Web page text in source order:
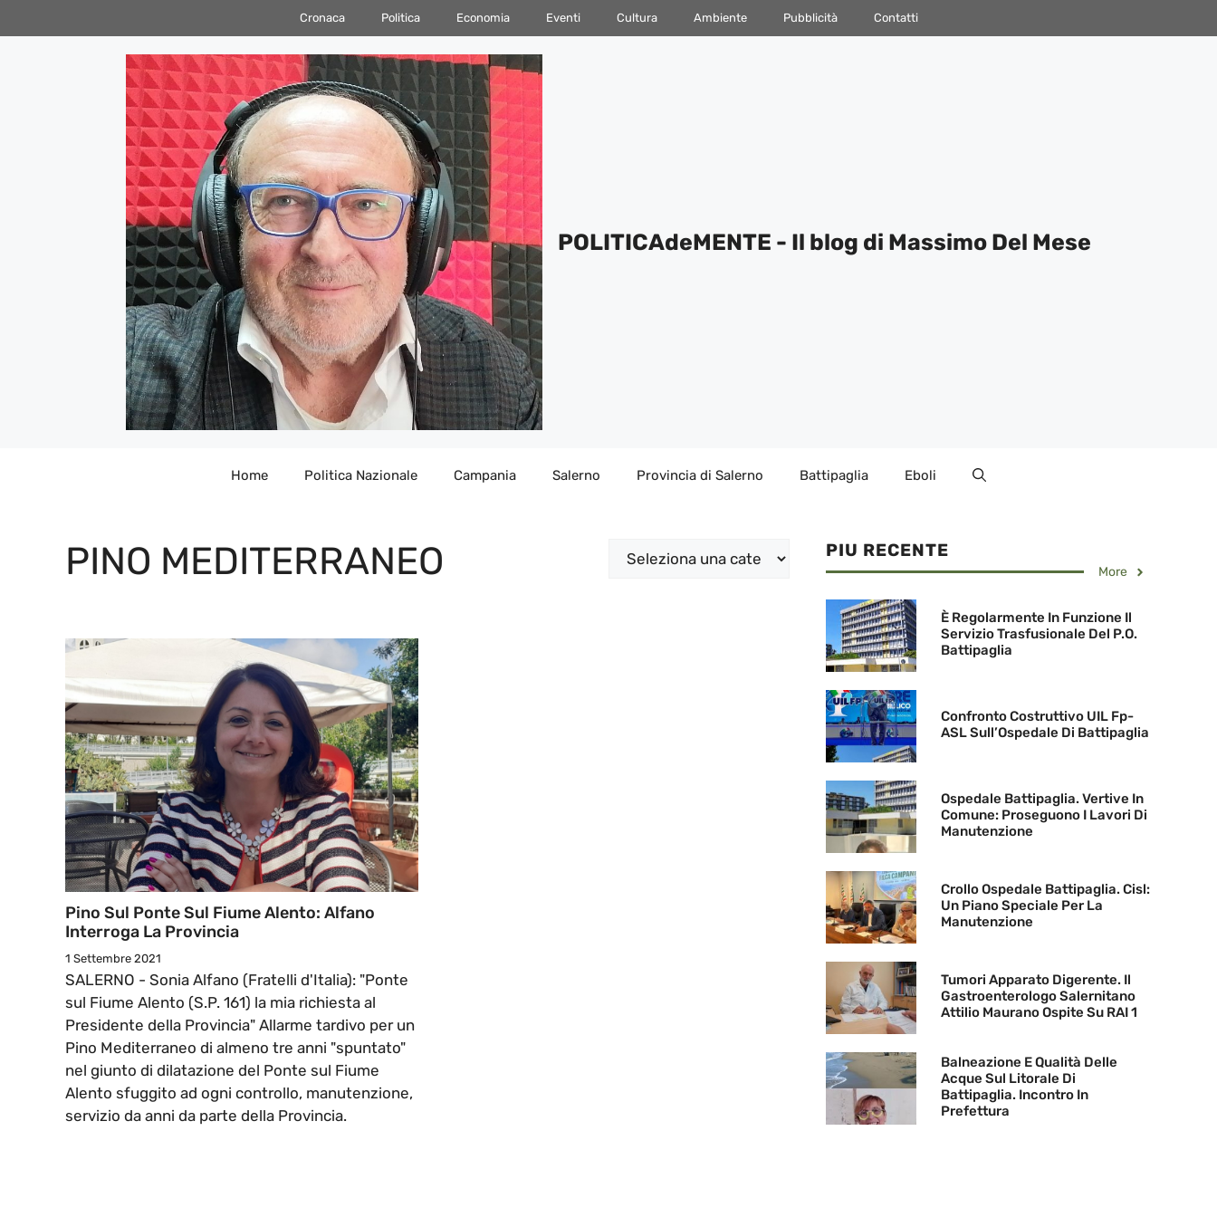
al
Cronaca Politica Economia Eventi Cultura Ambiente Pubblicità Contatti
POLITICAdeMENTE - Il blog di Massimo Del Mese
Home Politica Nazionale Campania Salerno Provincia di Salerno Battipaglia Eboli
PINO MEDITERRANEO Categorie
Pino Sul Ponte Sul Fiume Alento: Alfano
Interroga La Provincia
1 Settembre 2021
SALERNO - Sonia Alfano (Fratelli d'Italia): "Ponte
sul Fiume Alento (S.P. 161) la mia richiesta al
Presidente della Provincia" Allarme tardivo per un
Pino Mediterraneo di almeno tre anni "spuntato"
nel giunto di dilatazione del Ponte sul Fiume
Alento sfuggito ad ogni controllo, manutenzione,
servizio da anni da parte della Provincia.
PIU RECENTE
More
È Regolarmente In Funzione Il
Servizio Trasfusionale Del P.O.
Battipaglia
Confronto Costruttivo UIL Fp-
ASL Sull’Ospedale Di Battipaglia
Ospedale Battipaglia. Vertive In
Comune: Proseguono I Lavori Di
Manutenzione
Crollo Ospedale Battipaglia. Cisl:
Un Piano Speciale Per La
Manutenzione
Tumori Apparato Digerente. Il
Gastroenterologo Salernitano
Attilio Maurano Ospite Su RAI 1
Balneazione E Qualità Delle
Acque Sul Litorale Di
Battipaglia. Incontro In
Prefettura